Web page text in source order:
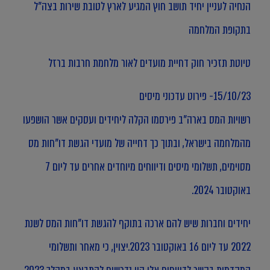
הנחיה לעניין יחיד תושב חוץ המגיע לארץ לטובת שירות בצה"ל
בתקופת המלחמה
טיוטת תזכיר חוק דחיית מועדים לאור מלחמת חרבות ברזל
15/10/23- פירוט עדכוני מיסים
רשויות המס בארה"ב פירסמו הקלה ליחידים ועסקים אשר הושפעו
מהמלחמה בישראל,ובתוך כך דחייה של מועדי הגשת דו"חות מס
מסוימים,
תשלומי מיסים ודיווחים מיוחדים אחרים עד ליום 7
באוקטובר 2024
.
יחידים וחברות שיש להם ארכה בתוקף להגשת דו"חות המס לשנת
2022 עד ליום 16 באוקטובר 2023.יצוין, כי מאחר ותשלומי